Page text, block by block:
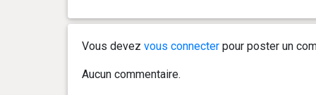
0 an(s), 2 mois et 0 jour(s) 7.5 kg
Vous devez vous connecterpour poster un
Aucun commentaire.